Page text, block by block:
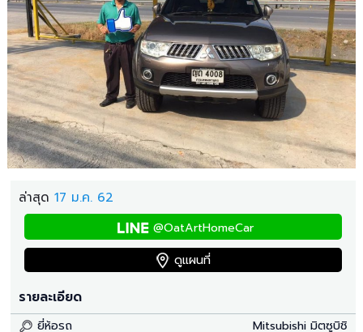
ล่าสุด 17 ม.ค. 62
@OatArtHomeCar
ดูแผนที่
รายละเอียด
ยี่ห้อรถ
Mitsubishi มิตซูบิชิ